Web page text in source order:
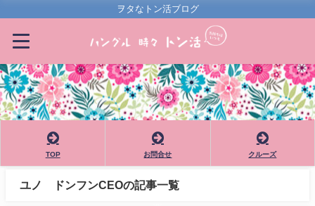
ヲタなトン活ブログ
TOP お問合せ クルーズ
ユノ ドンフンCEOの記事一覧